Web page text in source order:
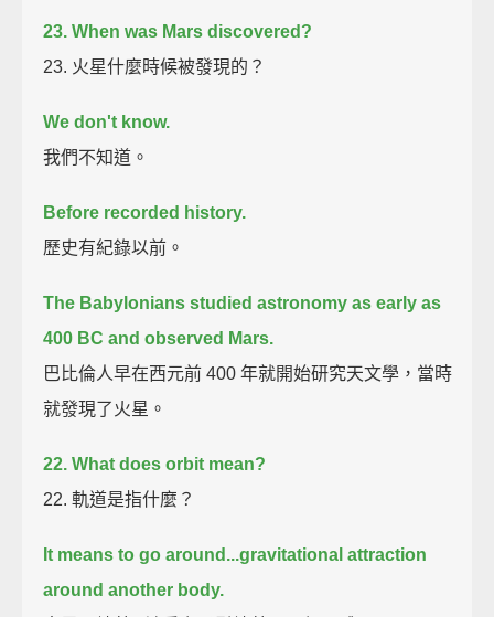
23. When was Mars discovered?
23. 火星什麼時候被發現的？
We don't know.
我們不知道。
Before recorded history.
歷史有紀錄以前。
The Babylonians studied astronomy as early as
400 BC and observed Mars.
巴比倫人早在西元前 400 年就開始研究天文學，當時
就發現了火星。
22. What does orbit mean?
22. 軌道是指什麼？
It means to go around...gravitational attraction
around another body.